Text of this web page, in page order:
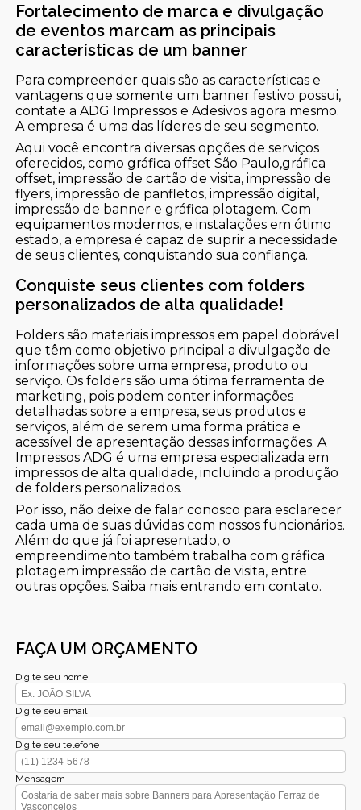
Fortalecimento de marca e divulgação
de eventos marcam as principais
características de um banner
Para compreender quais são as características e
vantagens que somente um banner festivo possui,
contate a ADG Impressos e Adesivos agora mesmo.
A empresa é uma das líderes de seu segmento.
Aqui você encontra diversas opções de serviços
oferecidos, como gráfica offset São Paulo,gráfica
offset, impressão de cartão de visita, impressão de
flyers, impressão de panfletos, impressão digital,
impressão de banner e gráfica plotagem. Com
equipamentos modernos, e instalações em ótimo
estado, a empresa é capaz de suprir a necessidade
de seus clientes, conquistando sua confiança.
Conquiste seus clientes com folders
personalizados de alta qualidade!
Folders são materiais impressos em papel dobrável
que têm como objetivo principal a divulgação de
informações sobre uma empresa, produto ou
serviço. Os folders são uma ótima ferramenta de
marketing, pois podem conter informações
detalhadas sobre a empresa, seus produtos e
serviços, além de serem uma forma prática e
acessível de apresentação dessas informações. A
Impressos ADG é uma empresa especializada em
impressos de alta qualidade, incluindo a produção
de folders personalizados.
Por isso, não deixe de falar conosco para esclarecer
cada uma de suas dúvidas com nossos funcionários.
Além do que já foi apresentado, o
empreendimento também trabalha com gráfica
plotagem impressão de cartão de visita, entre
outras opções. Saiba mais entrando em contato.
FAÇA UM ORÇAMENTO
Digite seu nome
Digite seu email
Digite seu telefone
Mensagem